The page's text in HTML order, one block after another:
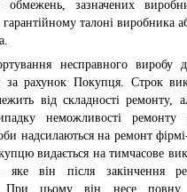
обмежень, зазначених
талоні виробника
несправного виробу
за рахунок Покупця. Строк
від складності ремонту,
неможливості ремонту
надсилаються на ремонт
видається на тимчасове
яке він після закінчення
При цьому він несе повну